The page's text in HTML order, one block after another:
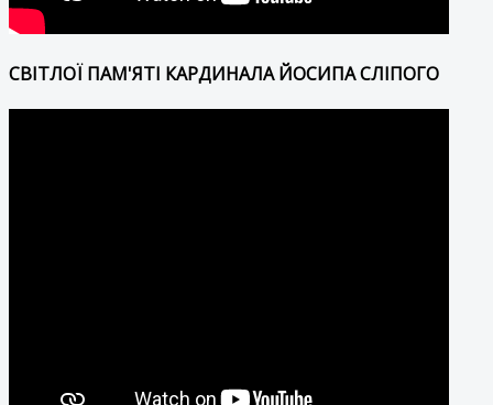
СВІТЛОЇ ПАМ'ЯТІ КАРДИНАЛА ЙОСИПА СЛІПОГО